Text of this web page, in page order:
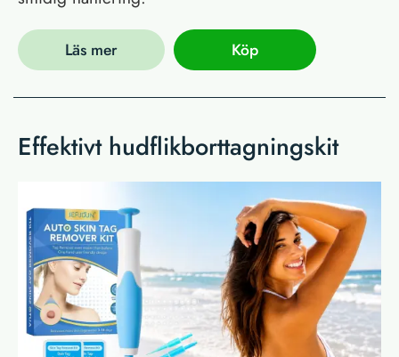
Läs mer Köp
Effektivt hudflikborttagningskit